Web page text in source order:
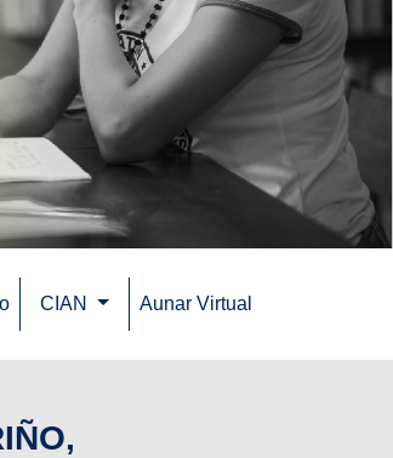
CIAN Aunar Virtual